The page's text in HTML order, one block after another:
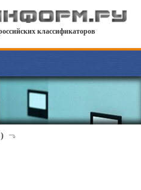
классификаторов